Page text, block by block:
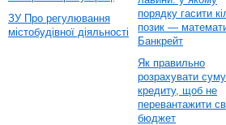
ЗУ Про регулювання
містобудівної діяльності
порядку гасити
позик —
Банкрейт
Як правильно
розрахувати суму
кредиту, щоб не
перевантажити
бюджет